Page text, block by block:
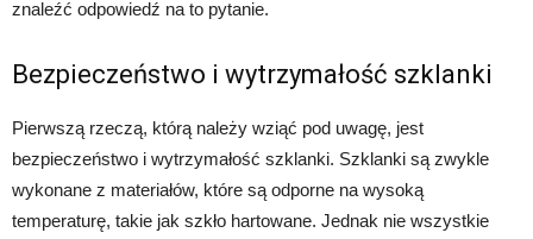
znaleźć odpowiedź na to pytanie.
Bezpieczeństwo i wytrzymałość szklanki
Pierwszą rzeczą, którą należy wziąć pod uwagę, jest
bezpieczeństwo i wytrzymałość szklanki. Szklanki są zwykle
wykonane z materiałów, które są odporne na wysoką
temperaturę, takie jak szkło hartowane. Jednak nie wszystkie